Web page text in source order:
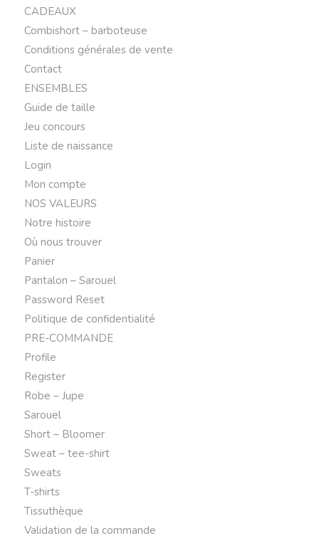
CADEAUX
Combishort – barboteuse
Conditions générales de vente
Contact
ENSEMBLES
Guide de taille
Jeu concours
Liste de naissance
Login
Mon compte
NOS VALEURS
Notre histoire
Où nous trouver
Panier
Pantalon – Sarouel
Password Reset
Politique de confidentialité
PRE-COMMANDE
Profile
Register
Robe – Jupe
Sarouel
Short – Bloomer
Sweat – tee-shirt
Sweats
T-shirts
Tissuthèque
Validation de la commande